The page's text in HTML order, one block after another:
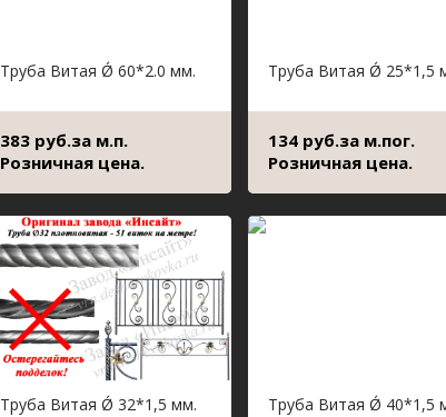
Труба Витая Ǿ 60*2.0 мм.
383 руб.за м.п.
Розничная цена.
Труба Витая Ǿ 25*1,5
134 руб.за м.пог.
Розничная цена.
Труба Витая Ǿ 32*1,5 мм. Труба Витая Ǿ 40*1,5